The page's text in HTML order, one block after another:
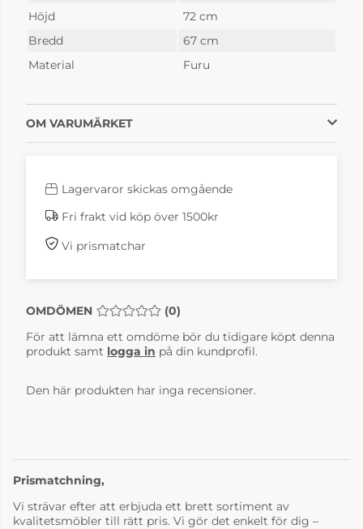
Höjd
72 cm
Bredd
67 cm
Material
Furu
OM VARUMÄRKET
Lagervaror skickas omgående
Fri frakt vid köp över 1500kr
Vi prismatchar
OMDÖMEN MEDELBETYG 0 AV 5 ANTAL BETYG 0
(0)
För att lämna ett omdöme bör du tidigare köpt denna
produkt samt logga in på din kundprofil.
Den här produkten har inga recensioner.
Prismatchning,
Vi strävar efter att erbjuda ett brett sortiment av
kvalitetsmöbler till rätt pris. Vi gör det enkelt för dig –